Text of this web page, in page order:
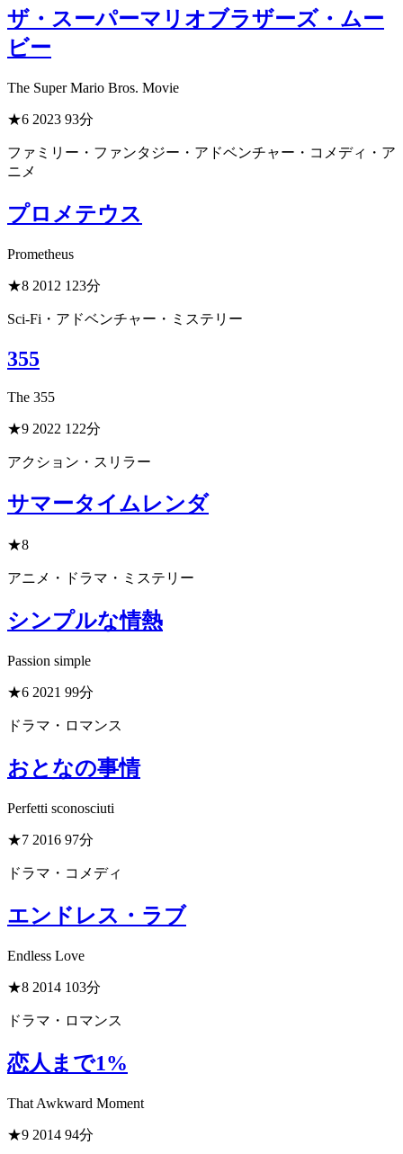
ザ・スーパーマリオブラザーズ・ムー
ビー
The Super Mario Bros. Movie
★6 2023 93分
ファミリー・ファンタジー・アドベンチャー・コメディ・ア
ニメ
プロメテウス
Prometheus
★8 2012 123分
Sci-Fi・アドベンチャー・ミステリー
355
The 355
★9 2022 122分
アクション・スリラー
サマータイムレンダ
★8
アニメ・ドラマ・ミステリー
シンプルな情熱
Passion simple
★6 2021 99分
ドラマ・ロマンス
おとなの事情
Perfetti sconosciuti
★7 2016 97分
ドラマ・コメディ
エンドレス・ラブ
Endless Love
★8 2014 103分
ドラマ・ロマンス
恋人まで1%
That Awkward Moment
★9 2014 94分